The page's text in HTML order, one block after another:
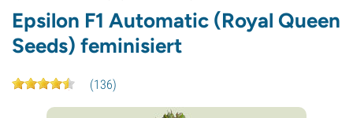
Epsilon F1 Automatic (Royal Queen
Seeds) feminisiert
(136)